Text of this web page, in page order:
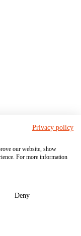
Privacy policy
our website, show
For more information
Deny